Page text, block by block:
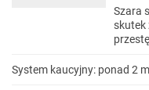
Szara
skutek
System kaucyjny: ponad 2